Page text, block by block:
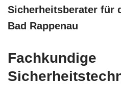
Sicherheitsberater für
Bad Rappenau
Fachkundige